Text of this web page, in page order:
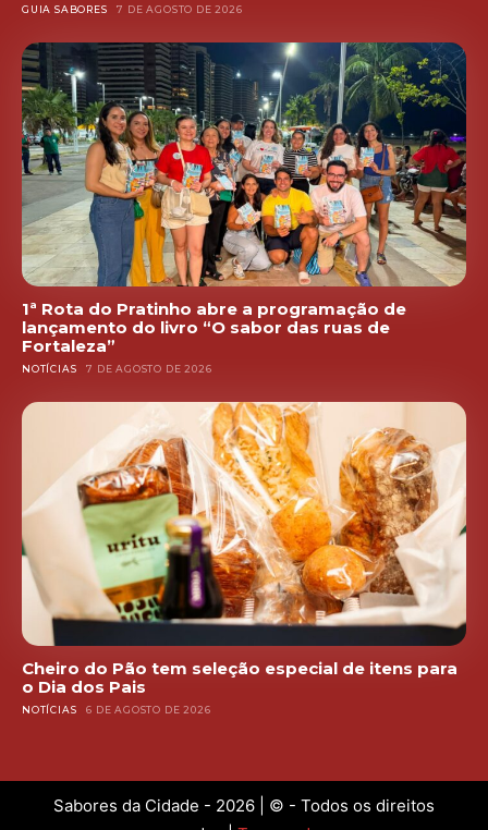
GUIA SABORES 7 DE AGOSTO DE 2026
1ª Rota do Pratinho abre a programação de
lançamento do livro “O sabor das ruas de
Fortaleza”
NOTÍCIAS 7 DE AGOSTO DE 2026
Cheiro do Pão tem seleção especial de itens para
o Dia dos Pais
NOTÍCIAS 6 DE AGOSTO DE 2026
Sabores da Cidade - 2026 | © - Todos os direitos